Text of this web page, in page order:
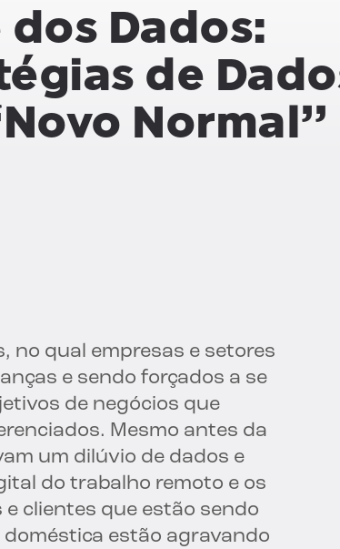
Dados:
de
Normal”
no qual empresas e setores
e sendo forçados a se
de negócios que
Mesmo antes da
um dilúvio de dados e
do trabalho remoto e os
clientes que estão sendo
estão agravando